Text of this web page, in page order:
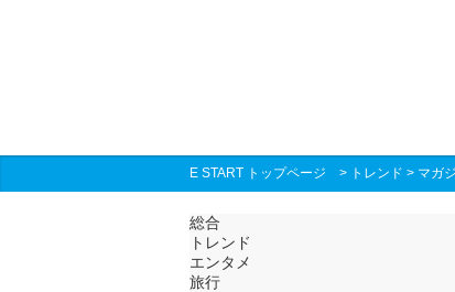
E START トップページ > トレンド > マガ
総合
トレンド
エンタメ
旅行